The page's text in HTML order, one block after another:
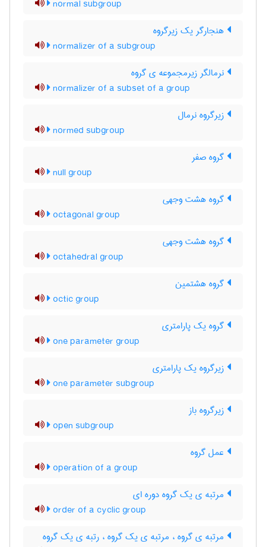
normal subgroup
هنجارگر یک زیرگروه
normalizer of a subgroup
نرمالگر زیرمجموعه ی گروه
normalizer of a subset of a group
زیرگروه نرمال
normed subgroup
گروه صفر
null group
گروه هشت وجهی
octagonal group
گروه هشت وجهی
octahedral group
گروه هشتمین
octic group
گروه یک پارامتری
one parameter group
زیرگروه یک پارامتری
one parameter subgroup
زیرگروه باز
open subgroup
عمل گروه
operation of a group
مرتبه ی یک گروه دوره ای
order of a cyclic group
مرتبه ی گروه ، مرتبه ی یک گروه ، رتبه ی یک گروه